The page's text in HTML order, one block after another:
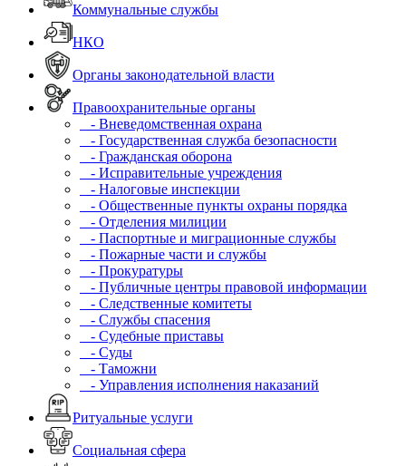
Коммунальные службы
НКО
Органы законодательной власти
Правоохранительные органы
- Вневедомственная охрана
- Государственная служба безопасности
- Гражданская оборона
- Исправительные учреждения
- Налоговые инспекции
- Общественные пункты охраны порядка
- Отделения милиции
- Паспортные и миграционные службы
- Пожарные части и службы
- Прокуратуры
- Публичные центры правовой информации
- Следственные комитеты
- Службы спасения
- Судебные приставы
- Суды
- Таможни
- Управления исполнения наказаний
Ритуальные услуги
Социальная сфера